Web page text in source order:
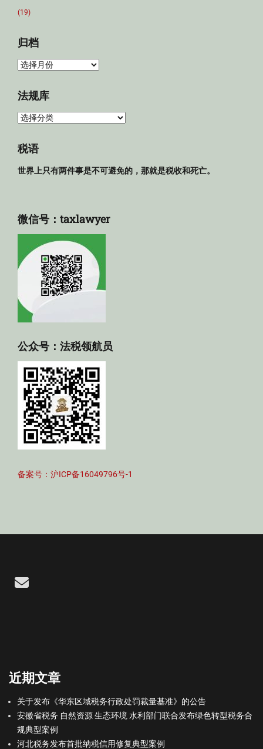
(19)
归档
归
法规库
法
库
税语
世界上只有两件事是不可避免的，那就是税收和死亡。
微信号：taxlawyer
公众号：法税领航员
备案号：沪ICP备16049796号-1
Email
近期文章
关于发布《华东区域税务行政处罚裁量基准》的公告
安徽省税务 自然资源 生态环境 水利部门联合发布绿色转型税务合
规典型案例
河北税务发布首批纳税信用修复典型案例